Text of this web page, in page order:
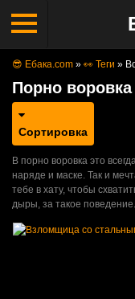
😎 Ебака.com » 👀 Теги »
Порно воровка
Сортировка
В порно воровка это
наряде и маске. Так и
тебе в хату, чтобы
дыры, за такое поведение.